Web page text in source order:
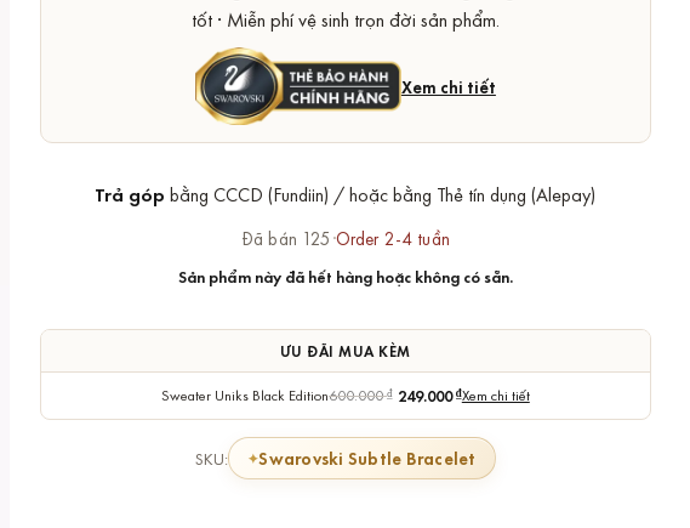
tốt · Miễn phí vệ sinh trọn đời sản phẩm.
Xem chi tiết
Trả góp bằng CCCD (Fundiin) / hoặc bằng Thẻ tín dụng (Alepay)
Đã bán 125·Order 2-4 tuần
Sản phẩm này đã hết hàng hoặc không có sẵn.
ƯU ĐÃI MUA KÈM
Sweater Uniks Black Edition600.000₫ 249.000₫Xem chi tiết
SKU: Swarovski Subtle Bracelet